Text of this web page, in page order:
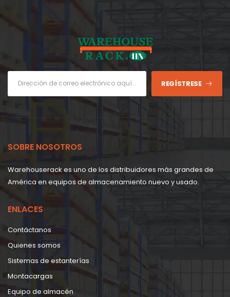
REGÍSTRESE
SOBRE NOSOTROS
Warehouserack es uno de los distribuidores más grandes de
América en equipos de almacenamiento nuevo y usado.
ENLACES
Contáctanos
Quienes somos
Sistemas de estanterías
Montacargas
Equipo de almacén